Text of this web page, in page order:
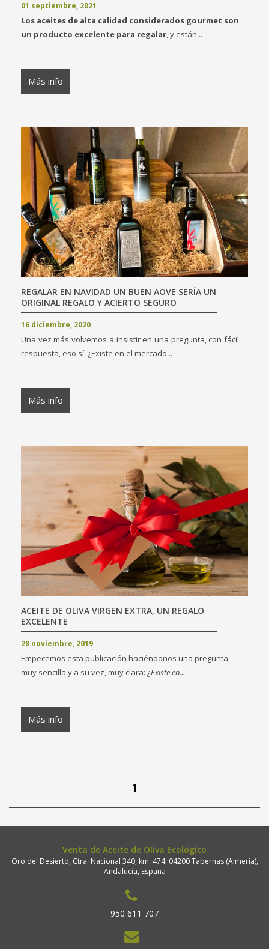
01 septiembre, 2021
Los aceites de alta calidad considerados gourmet son
un producto excelente para regalar, y están...
Más info
REGALAR EN NAVIDAD UN BUEN AOVE SERÍA UN
ORIGINAL REGALO Y ACIERTO SEGURO
16 diciembre, 2020
Una vez más volvemos a insistir en una pregunta, con fácil
respuesta, eso sí: ¿Existe en el mercado...
Más info
ACEITE DE OLIVA VIRGEN EXTRA, UN REGALO
EXCELENTE
28 noviembre, 2019
Empecemos esta publicación haciéndonos una pregunta,
muy sencilla y a su vez, muy clara: ¿Existe en...
Más info
1
Venta de Aceite de Oliva Ecológico
Oro del Desierto, Ctra. Nacional 340, km. 474. 04200 Tabernas (Almería),
Andalucía, España
950 611 707